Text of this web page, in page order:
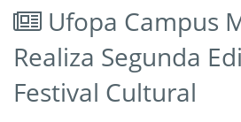
Ufopa Campus
Realiza Segunda
Festival Cultural